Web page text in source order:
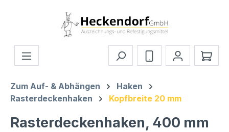
Zum Hauptinhalt springen
Zum Auf- & Abhängen
Haken
Rasterdeckenhaken
Kopfbreite 20 mm
Rasterdeckenhaken, 400 mm